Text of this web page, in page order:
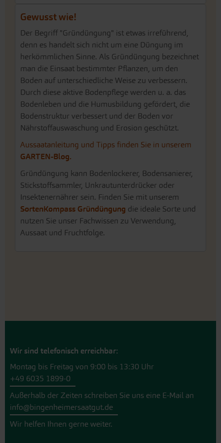
Gewusst wie!
Der Begriff "Gründüngung" ist etwas irreführend,
denn es handelt sich nicht um eine Düngung im
herkömmlichen Sinne. Als Gründüngung bezeichnet
man die Einsaat bestimmter Pflanzen, um den
Boden auf unterschiedliche Weise zu verbessern.
Durch diese aktive Bodenpflege werden u. a. das
Bodenleben und die Humusbildung gefördert, die
Bodenstruktur verbessert und der Boden vor
Nährstoffauswaschung und Erosion geschützt.
Aussaatanleitung und Tipps finden Sie in unserem
GARTEN-Blog.
Gründüngung kann Bodenlockerer, Bodensanierer,
Stickstoffsammler, Unkrautunterdrücker oder
Insektenernährer sein. Finden Sie mit unserem
SortenKompass Gründüngung die ideale Sorte und
nutzen Sie unser Fachwissen zu Verwendung,
Aussaat und Fruchtfolge.
Wir sind telefonisch erreichbar:
Montag bis Freitag von 9:00 bis 13:30 Uhr
+49 6035 1899-0
Außerhalb der Zeiten schreiben Sie uns eine E-Mail an
info@bingenheimersaatgut.de
Wir helfen Ihnen gerne weiter.